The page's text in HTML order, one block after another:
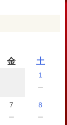
金 土
1
－
7
－
8
－